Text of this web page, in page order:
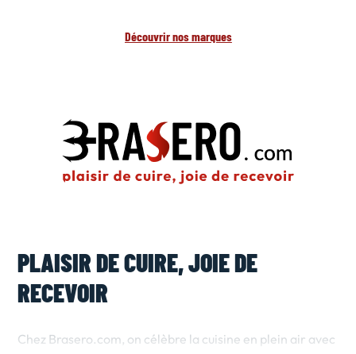
Découvrir nos marques
PLAISIR DE CUIRE, JOIE DE
RECEVOIR
Chez Brasero.com, on célèbre la cuisine en plein air avec